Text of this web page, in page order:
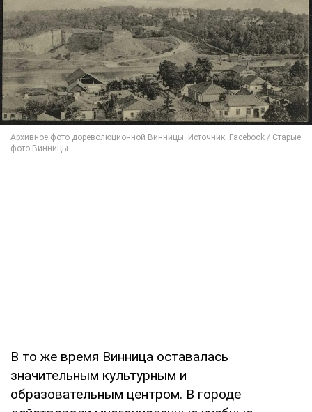
В то же время Винница оставалась
значительным культурным и
образовательным центром. В городе